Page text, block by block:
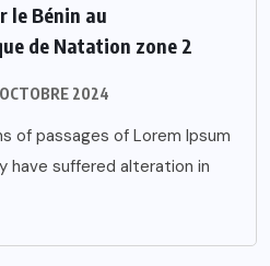
le Bénin au
de Natation zone 2
2024
of passages of Lorem Ipsum
have suffered alteration in